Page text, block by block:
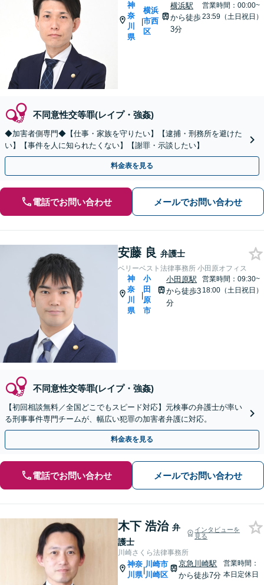
神
奈
川
県
|
横浜
市西
区
横浜駅
から徒歩
3分
営業時間：00:00~
23:59（土日祝日）
不同意性交等罪(レイプ・強姦)
◆加害者側専門◆【仕事・家族を守りたい】【逮捕・刑務所を避けた
い】【事件を人に知られたくない】【謝罪・示談したい】
料金表を見る
電話でお問い合わせ メールでお問い合わせ
安藤 良 弁護士
ベリーベスト法律事務所 小田原オフィス
神
奈
川
県
|
小
田
原
市
小田原駅
から徒歩3
分
営業時間：09:30~
18:00（土日祝日）
不同意性交等罪(レイプ・強姦)
【初回相談無料／全国どこでもスピード対応】元検事の弁護士が率い
る刑事事件専門チームが、幅広い犯罪の加害者弁護に対応。
料金表を見る
電話でお問い合わせ メールでお問い合わせ
木下 浩治 弁
護士
インタビューを
見る
川崎さくら法律事務所
神奈
川県
|
川崎市
川崎区
京急川崎駅
から徒歩7分
営業時間：
本日定休日